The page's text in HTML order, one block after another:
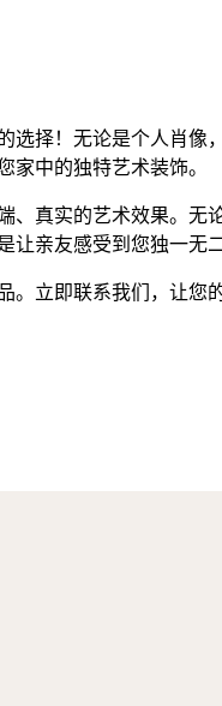
择！无论是个人肖
家中的独特艺术装饰。
真实的艺术效果。
亲友感受到您独一无
立即联系我们，让您